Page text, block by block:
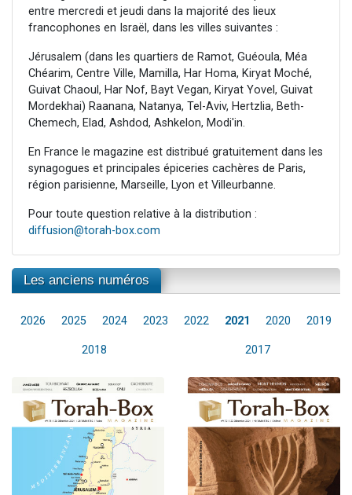
entre mercredi et jeudi dans la majorité des lieux
francophones en Israël, dans les villes suivantes :
Jérusalem (dans les quartiers de Ramot, Guéoula, Méa
Chéarim, Centre Ville, Mamilla, Har Homa, Kiryat Moché,
Guivat Chaoul, Har Nof, Bayt Vegan, Kiryat Yovel, Guivat
Mordekhai) Raanana, Natanya, Tel-Aviv, Hertzlia, Beth-
Chemech, Elad, Ashdod, Ashkelon, Modi'in.
En France le magazine est distribué gratuitement dans les
synagogues et principales épiceries cachères de Paris,
région parisienne, Marseille, Lyon et Villeurbanne.
Pour toute question relative à la distribution :
diffusion@torah-box.com
Les anciens numéros
2026 2025 2024 2023 2022 2021 2020 2019
2018 2017